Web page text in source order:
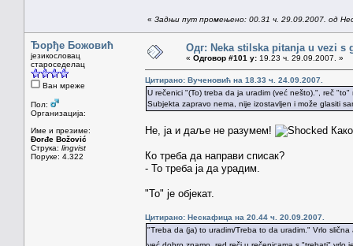
« Задњи пут промењено: 00.31 ч. 29.09.2007. од
Ђорђе Божовић
језикословац
староседелац
Ван мреже
Пол:
Организација:
Име и презиме:
Đorđe Božović
Струка: lingvist
Поруке: 4.322
Одг: Neka stilska pitanja u vezi s
« Одговор #101 у: 19.23 ч. 29.09.2007. »
Цитирано: Вученовић на 18.33 ч. 24.09.2007.
U rečenici "(To) treba da ja uradim (već nešto).", reč
Subjekta zapravo nema, nije izostavljen i može glasiti
Не, ја и даље не разумем!
Ко треба да направи списак?
- То треба ја да урадим.
"То" је објекат.
Цитирано: Нескафица на 20.44 ч. 20.09.2007.
"Treba da (ja) to uradim/Treba to da uradim." Vrlo